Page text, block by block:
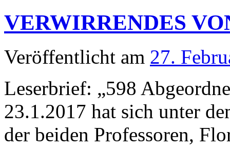
VERWIRRENDES
Veröffentlicht am 27.
Leserbrief: „598
23.1.2017 hat sich unter
der beiden Professoren,